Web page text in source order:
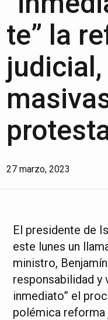
te” la
27 marzo, 2023
El presidente de
este lunes un
ministro,
responsabilidad y
inmediato” el
polémica reforma